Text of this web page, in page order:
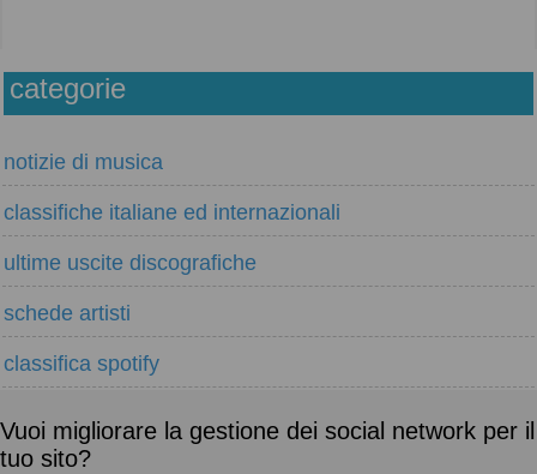
categorie
notizie di musica
classifiche italiane ed internazionali
ultime uscite discografiche
schede artisti
classifica spotify
Vuoi migliorare la gestione dei social network per il
tuo sito?